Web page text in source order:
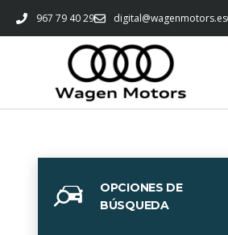
967 79 40 29 digital@wagenmotors.es
OPCIONES DE
BÚSQUEDA